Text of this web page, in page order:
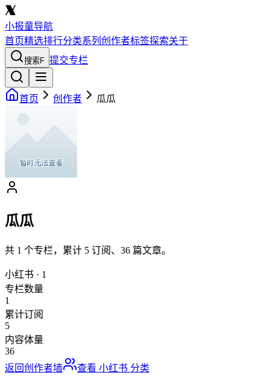
小报童导航
首页精选排行分类系列 创作者标签探索关于
搜索F 提交专栏
首页 创作者 瓜瓜
瓜瓜
共 1 个专栏，累计 5 订阅、 36 篇文章。
小红书 · 1
专栏数量
1
累计订阅
5
内容体量
36
返回创作者墙
查看 小红书 分类